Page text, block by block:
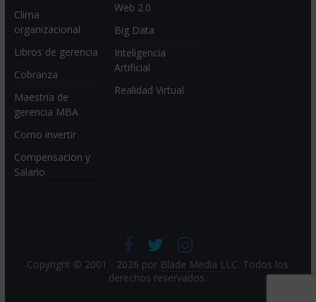
Clima
organizacional
Libros de gerencia
Cobranza
Maestría de
gerencia MBA
Como invertir
Compensacion y
Salario
Web 2.0
Big Data
Inteligencia
Artificial
Realidad Virtual
Copyright © 2001 - 2026 por Blade Media LLC. Todos los
derechos reservados.